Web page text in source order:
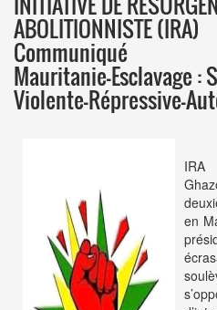
ABOLITIONNISTE (IRA)
Communiqué
Mauritanie-Esclavage :
Violente-Répressive-
en